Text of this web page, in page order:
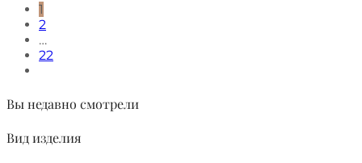
1
2
…
22
Вы недавно смотрели
Вид изделия